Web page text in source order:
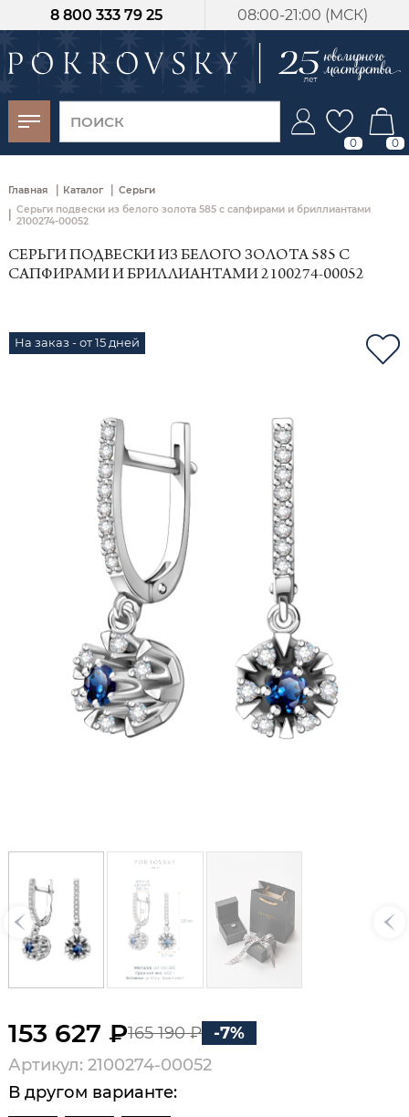
08:00-21:00 (МСК)
8 800 333 79 25
0 0
Главная | Каталог | Серьги
Серьги подвески из белого золота 585 с сапфирами и бриллиантами
2100274-00052
СЕРЬГИ ПОДВЕСКИ ИЗ БЕЛОГО ЗОЛОТА 585 С
САПФИРАМИ И БРИЛЛИАНТАМИ 2100274-00052
На заказ - от 15 дней
153 627 ₽165 190 ₽
-7%
Артикул: 2100274-00052
В другом варианте:
-30%
от 15 дней с
момента оплаты